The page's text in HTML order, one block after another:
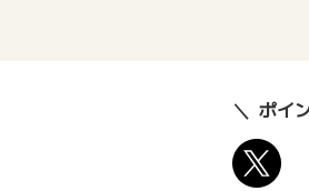
ポイ